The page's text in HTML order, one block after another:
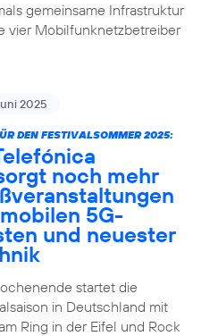
gemeinsame Infrastruktur
vier Mobilfunknetzbetreiber
2025
DEN FESTIVALSOMMER 2025:
noch mehr
5G-
und neuester
startet die
in Deutschland mit
Ring in der Eifel und Rock